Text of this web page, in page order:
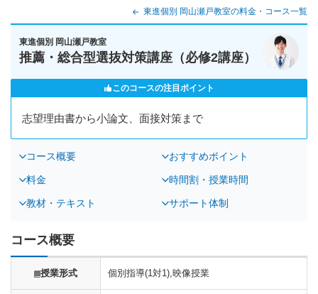
東進個別 岡山瀬戸教室の料金・コース一覧
東進個別 岡山瀬戸教室
推薦・総合型選抜対策講座（必修2講座）
このコースの注目ポイント
志望理由書から小論文、面接対策まで
コース概要 おすすめポイント
料金 時間割・授業時間
教材・テキスト サポート体制
コース概要
授業形式 個別指導(1対1),映像授業